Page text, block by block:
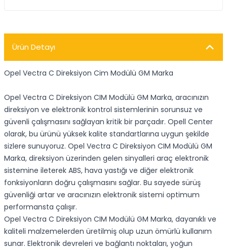
Ürün Detayı
Opel Vectra C Direksiyon Cim Modülü GM Marka
Opel Vectra C Direksiyon CIM Modülü GM Marka, aracınızın
direksiyon ve elektronik kontrol sistemlerinin sorunsuz ve
güvenli çalışmasını sağlayan kritik bir parçadır. Opell Center
olarak, bu ürünü yüksek kalite standartlarına uygun şekilde
sizlere sunuyoruz. Opel Vectra C Direksiyon CIM Modülü GM
Marka, direksiyon üzerinden gelen sinyalleri araç elektronik
sistemine ileterek ABS, hava yastığı ve diğer elektronik
fonksiyonların doğru çalışmasını sağlar. Bu sayede sürüş
güvenliği artar ve aracınızın elektronik sistemi optimum
performansta çalışır.
Opel Vectra C Direksiyon CIM Modülü GM Marka, dayanıklı ve
kaliteli malzemelerden üretilmiş olup uzun ömürlü kullanım
sunar. Elektronik devreleri ve bağlantı noktaları, yoğun